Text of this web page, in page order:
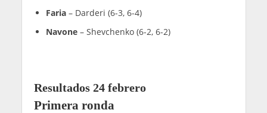
Faria– Darderi (6-3, 6-4)
Navone– Shevchenko (6-2, 6-2)
Resultados 24 febrero
Primera ronda